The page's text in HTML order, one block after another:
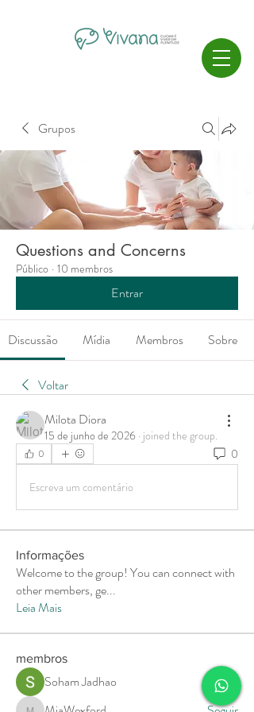
Grupos
Questions and Concerns
Público · 10 membros
Entrar
Discussão Mídia Membros Sobre
Voltar
Milota Diora
15 de junho de 2026 · joined the group.
0 0
Escreva um comentário
Informações
Welcome to the group! You can connect with
other members, ge...
Leia Mais
membros
Soham Jadhao Seguir